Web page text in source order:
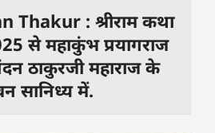
Thakur : श्रीराम कथा
से महाकुंभ प्रयागराज
ठाकुरजी महाराज के
सानिध्य में.